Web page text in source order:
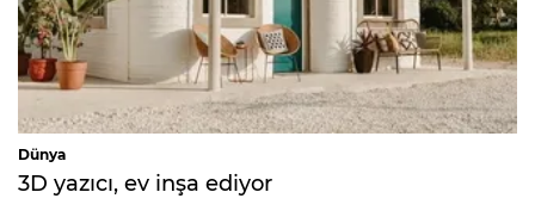
Dünya
3D yazıcı, ev inşa ediyor